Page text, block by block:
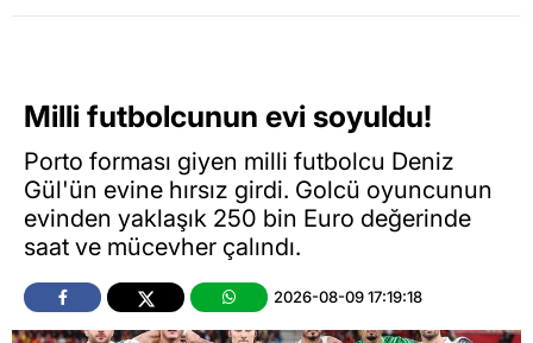
Milli futbolcunun evi soyuldu!
Porto forması giyen milli futbolcu Deniz
Gül'ün evine hırsız girdi. Golcü oyuncunun
evinden yaklaşık 250 bin Euro değerinde
saat ve mücevher çalındı.
2026-08-09 17:19:18